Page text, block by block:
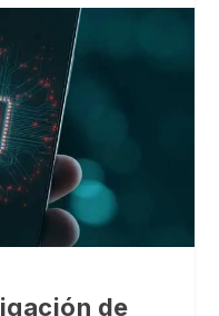
de